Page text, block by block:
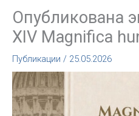
Опубликована
XIV Magnifica
Публикации / 25.05.2026